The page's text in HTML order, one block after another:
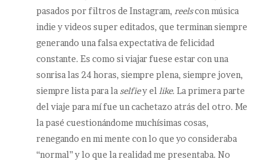
pasados por filtros de Instagram, reelscon música
indie y videos super editados, que terminan siempre
generando una falsa expectativa de felicidad
constante. Es como si viajar fuese estar con una
sonrisa las 24 horas, siempre plena, siempre joven,
siempre lista para la selfiey el like. La primera parte
del viaje para mí fue un cachetazo atrás del otro. Me
la pasé cuestionándome muchísimas cosas,
renegando en mi mente con lo que yo consideraba
“normal” y lo que la realidad me presentaba. No